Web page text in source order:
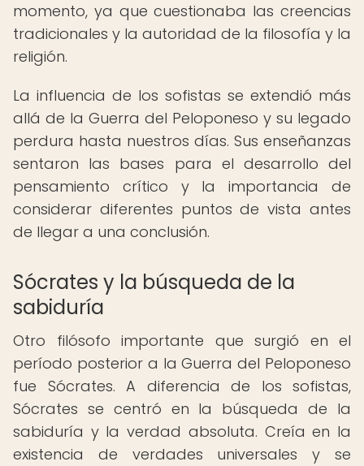
momento, ya que cuestionaba las creencias
tradicionales y la autoridad de la filosofía y la
religión.
La influencia de los sofistas se extendió más
allá de la Guerra del Peloponeso y su legado
perdura hasta nuestros días. Sus enseñanzas
sentaron las bases para el desarrollo del
pensamiento crítico y la importancia de
considerar diferentes puntos de vista antes
de llegar a una conclusión.
Sócrates y la búsqueda de la
sabiduría
Otro filósofo importante que surgió en el
período posterior a la Guerra del Peloponeso
fue Sócrates. A diferencia de los sofistas,
Sócrates se centró en la búsqueda de la
sabiduría y la verdad absoluta. Creía en la
existencia de verdades universales y se